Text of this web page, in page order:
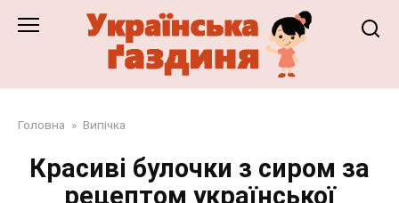
Головна » Випічка
Красиві булочки з сиром за
рецептом української